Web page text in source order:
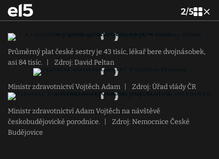
2/5
Průměrný plat české sestry je 43 tisíc, lékař bere dvojnásobek,
asi 84 tisíc.
Zdroj: David Peltan
Ministr zdravotnictví Vojtěch Adam Zdroj: Úřad vlády ČR
Ministr zdravotnictví Adam Vojtěch na návštěvě
českobudějovické porodnice.
Zdroj: Nemocnice České
Budějovice